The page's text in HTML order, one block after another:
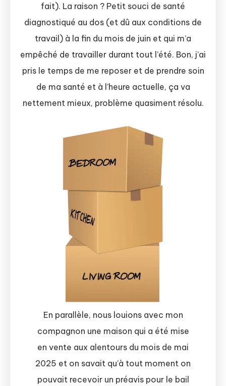
fait). La raison ? Petit souci de santé
diagnostiqué au dos (et dû aux conditions de
travail) à la fin du mois de juin et qui m’a
empêché de travailler durant tout l’été. Bon, j’ai
pris le temps de me reposer et de prendre soin
de ma santé et à l’heure actuelle, ça va
nettement mieux, problème quasiment résolu.
En parallèle, nous louions avec mon
compagnon une maison qui a été mise
en vente aux alentours du mois de mai
2025 et on savait qu’à tout moment on
pouvait recevoir un préavis pour le bail